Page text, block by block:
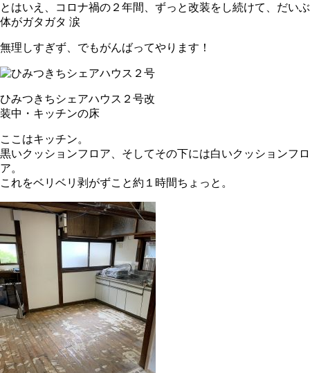
とはいえ、コロナ禍の２年間、ずっと改装をし続けて、だいぶ
体がガタガタ 涙
無理しすぎず、でもがんばってやります！
ひみつきちシェアハウス２号改
装中・キッチンの床
ここはキッチン。
黒いクッションフロア、そしてその下には白いクッションフロ
ア。
これをベリベリ剥がずこと約１時間ちょっと。